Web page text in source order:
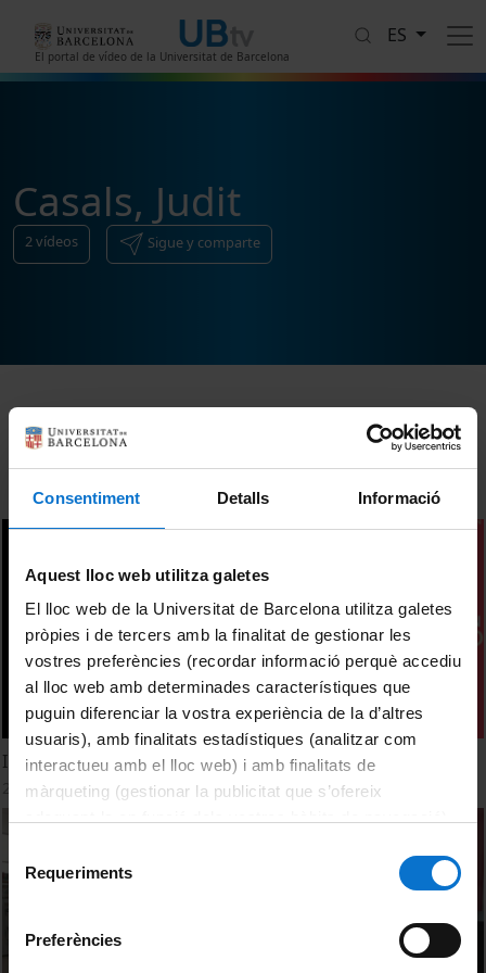
Consentiment Detalls Informació
Aquest lloc web utilitza galetes
El lloc web de la Universitat de Barcelona utilitza galetes
pròpies i de tercers amb la finalitat de gestionar les
vostres preferències (recordar informació perquè accediu
al lloc web amb determinades característiques que
puguin diferenciar la vostra experiència de la d’altres
usuaris), amb finalitats estadístiques (analitzar com
interactueu amb el lloc web) i amb finalitats de
màrqueting (gestionar la publicitat que s’ofereix
consultar laPolítica de galetes del lloc web de la
de Requeriments
Preferències
El portal de vídeo de la Universitat de Barcelona
ES
Casals, Judit
2vídeos Sigue y comparte
Ordenar
Inauguración y Conferencia: Pedro Rueda
29 Abril, 2026